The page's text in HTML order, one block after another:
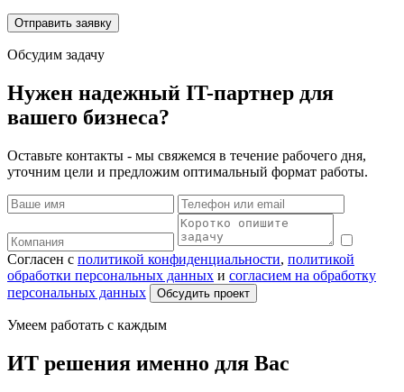
Отправить заявку
Обсудим задачу
Нужен надежный IT-партнер для
вашего бизнеса?
Оставьте контакты - мы свяжемся в течение рабочего дня,
уточним цели и предложим оптимальный формат работы.
Согласен с политикой конфиденциальности, политикой
обработки персональных данных и согласием на обработку
персональных данных
Обсудить проект
Умеем работать с каждым
ИТ решения именно для Вас